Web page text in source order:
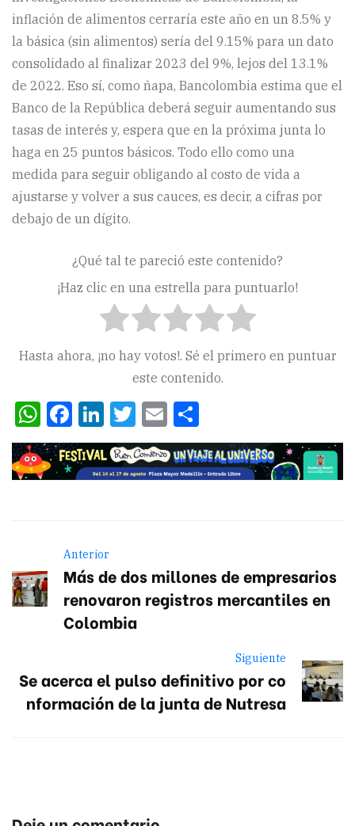
inflación de alimentos cerraría este año en un 8.5% y
la básica (sin alimentos) sería del 9.15% para un dato
consolidado al finalizar 2023 del 9%, lejos del 13.1%
de 2022. Eso sí, como ñapa, Bancolombia estima que el
Banco de la República deberá seguir aumentando sus
tasas de interés y, espera que en la próxima junta lo
haga en 25 puntos básicos. Todo ello como una
medida para seguir obligando al costo de vida a
ajustarse y volver a sus cauces, es decir, a cifras por
debajo de un dígito.
¿Qué tal te pareció este contenido?
¡Haz clic en una estrella para puntuarlo!
Hasta ahora, ¡no hay votos!. Sé el primero en puntuar
este contenido.
WhatsApp
Facebook
LinkedIn
Twitter
Email
Anterior
Más de dos millones de empresarios
renovaron registros mercantiles en
Colombia
Siguiente
Se acerca el pulso definitivo por co
nformación de la junta de Nutresa